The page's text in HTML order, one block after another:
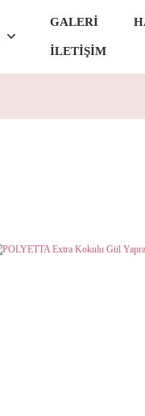
GALERİ
İLETİŞİM